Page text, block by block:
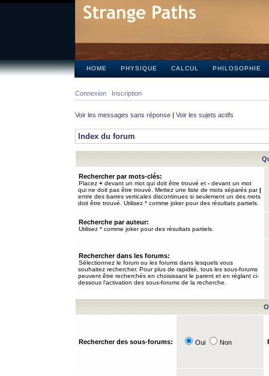
HOME PHYSIQUE CALCUL PHILOSOPHIE
Connexion Inscription
Voir les messages sans réponse | Voir les sujets actifs
Index du forum
Rechercher par mots-clés:
Placez + devant un mot qui doit être trouvé et - devant un mot
qui ne doit pas être trouvé. Mettez une liste de mots séparés par|
entre des barres verticales discontinues si seulement un des mots
doit être trouvé. Utilisez * comme joker pour des résultats partiels.
Recherche par auteur:
Utilisez * comme joker pour des résultats partiels.
Rechercher dans les forums:
Sélectionnez le forum ou les forums dans lesquels vous
souhaitez rechercher. Pour plus de rapidité, tous les sous-forums
peuvent être recherchés en choisissant le parent et en réglant ci-
dessous l’activation des sous-forums de la recherche.
Rechercher des sous-forums: Oui Non